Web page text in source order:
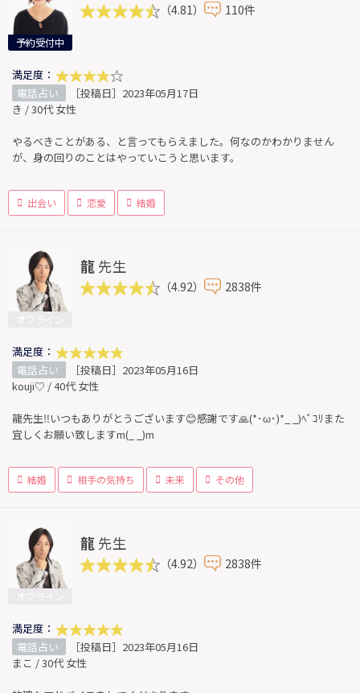
予約受付中
（4.81） 110件
満足度：
電話占い
［投稿日］2023年05月17日
き / 30代 女性
やるべきことがある、と言ってもらえました。何なのかわかりません
が、身の回りのことはやっていこうと思います。
出会い 恋愛 結婚
龍 先生
（4.92） 2838件
満足度：
電話占い
［投稿日］2023年05月16日
kouji♡ / 40代 女性
龍先生‼️いつもありがとうございます😊感謝です🙏(*･ω･)*_ _)ﾍﾟｺﾘまた
宜しくお願い致しますm(_ _)m
結婚 相手の気持ち 未来 その他
龍 先生
（4.92） 2838件
満足度：
電話占い
［投稿日］2023年05月16日
まこ / 30代 女性